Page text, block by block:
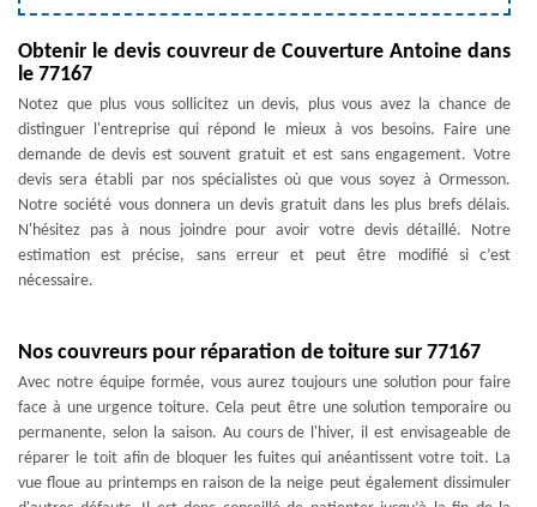
Obtenir le devis couvreur de Couverture Antoine dans
le 77167
Notez que plus vous sollicitez un devis, plus vous avez la chance de
distinguer l'entreprise qui répond le mieux à vos besoins. Faire une
demande de devis est souvent gratuit et est sans engagement. Votre
devis sera établi par nos spécialistes où que vous soyez à Ormesson.
Notre société vous donnera un devis gratuit dans les plus brefs délais.
N'hésitez pas à nous joindre pour avoir votre devis détaillé. Notre
estimation est précise, sans erreur et peut être modifié si c’est
nécessaire.
Nos couvreurs pour réparation de toiture sur 77167
Avec notre équipe formée, vous aurez toujours une solution pour faire
face à une urgence toiture. Cela peut être une solution temporaire ou
permanente, selon la saison. Au cours de l'hiver, il est envisageable de
réparer le toit afin de bloquer les fuites qui anéantissent votre toit. La
vue floue au printemps en raison de la neige peut également dissimuler